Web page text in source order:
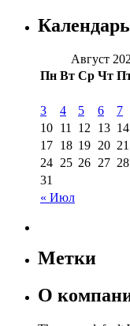
Календарь
Август
Пн Вт Ср Чт
« Июл
3
4 5 6 7
10 11 12 13 14
17 18 19 20 21
24 25 26 27 28
31
Метки
О